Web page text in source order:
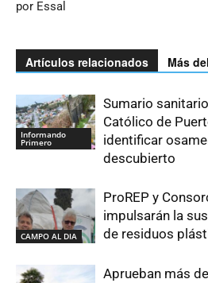
por Essal
Artículos relacionados Más
Informando
Primero
Sumario
Católico de
identificar
descubierto
CAMPO AL DIA
ProREP y
impulsarán la
de residuos
Aprueban más